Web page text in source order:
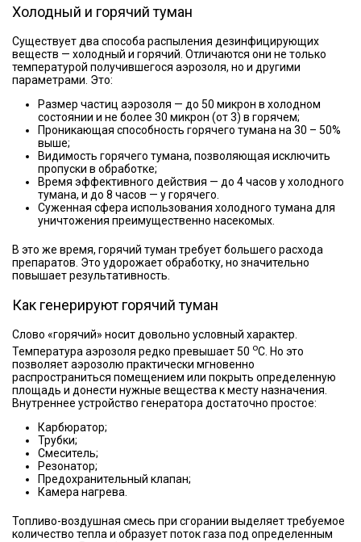
Холодный и горячий туман
Существует два способа распыления дезинфицирующих
веществ — холодный и горячий. Отличаются они не только
температурой получившегося аэрозоля, но и другими
параметрами. Это:
Размер частиц аэрозоля — до 50 микрон в холодном
состоянии и не более 30 микрон (от 3) в горячем;
Проникающая способность горячего тумана на 30 – 50%
выше;
Видимость горячего тумана, позволяющая исключить
пропуски в обработке;
Время эффективного действия — до 4 часов у холодного
тумана, и до 8 часов — у горячего.
Суженная сфера использования холодного тумана для
уничтожения преимущественно насекомых.
В это же время, горячий туман требует большего расхода
препаратов. Это удорожает обработку, но значительно
повышает результативность.
Как генерируют горячий туман
Слово «горячий» носит довольно условный характер.
Температура аэрозоля редко превышает 50 оС. Но это
позволяет аэрозолю практически мгновенно
распространиться помещением или покрыть определенную
площадь и донести нужные вещества к месту назначения.
Внутреннее устройство генератора достаточно простое:
Карбюратор;
Трубки;
Смеситель;
Резонатор;
Предохранительный клапан;
Камера нагрева.
Топливо-воздушная смесь при сгорании выделяет требуемое
количество тепла и образует поток газа под определенным